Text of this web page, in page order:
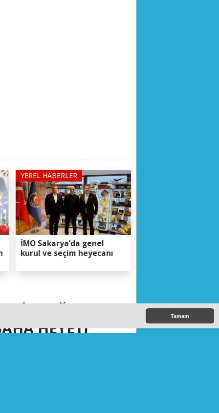
Tamam
YEREL HABERLER
İMO Sakarya’da genel
kurul ve seçim heyecanı
İL SAĞLIK
HEYETİ